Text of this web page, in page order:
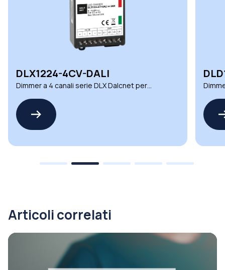
DLX1224-4CV-DALI
Dimmer a 4 canali serie DLX Dalcnet per
Articoli correlati